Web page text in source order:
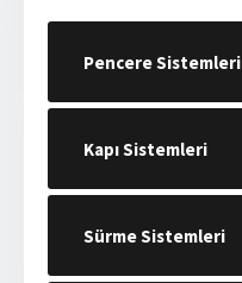
Pencere Sistemleri
Kapı Sistemleri
Sürme Sistemleri